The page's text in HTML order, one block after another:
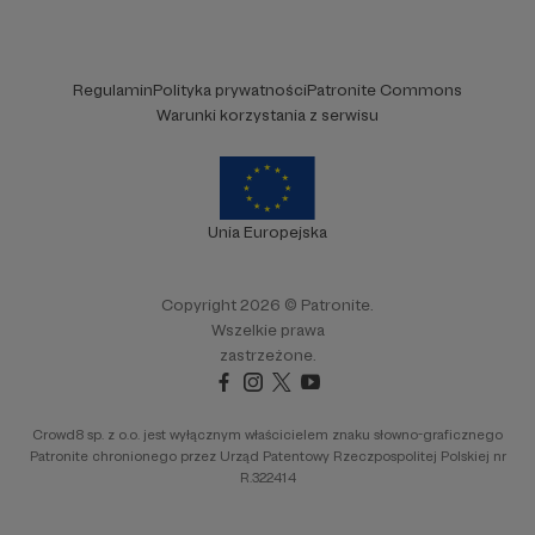
RegulaminPolityka prywatnościPatronite Commons
Warunki korzystania z serwisu
Unia Europejska
Copyright 2026 © Patronite.
Wszelkie prawa
zastrzeżone.
Crowd8 sp. z o.o. jest wyłącznym właścicielem znaku słowno-graficznego
Patronite chronionego przez Urząd Patentowy Rzeczpospolitej Polskiej nr
R.322414